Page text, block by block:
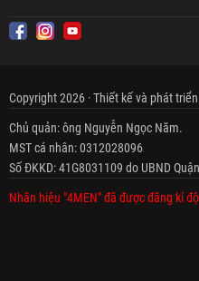
Copyright 2026 · Thiết kế và phát
Chủ quản: ông Nguyễn Ngọc Năm.
MST cá nhân: 0312028096
Số ĐKKD: 41G8031109 do UBND
Nhãn hiệu "4MEN" đã được đăng kí